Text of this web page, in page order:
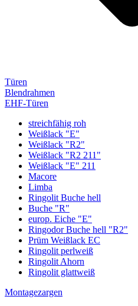
Türen
Blendrahmen
EHF-Türen
streichfähig roh
Weißlack "E"
Weißlack "R2"
Weißlack "R2 211"
Weißlack "E" 211
Macore
Limba
Ringolit Buche hell
Buche "R"
europ. Eiche "E"
Ringodor Buche hell "R2"
Prüm Weißlack EC
Ringolit perlweiß
Ringolit Ahorn
Ringolit glattweiß
Montagezargen